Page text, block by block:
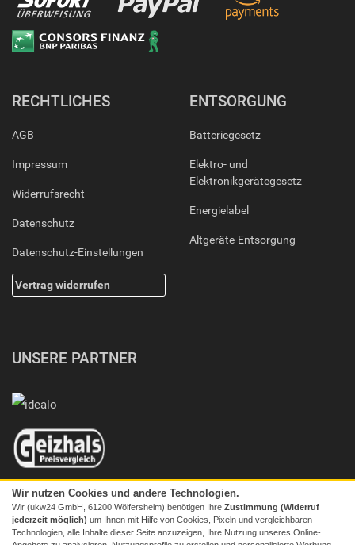
RECHTLICHES
AGB
Impressum
Widerrufsrecht
Datenschutz
Datenschutz-Einstellungen
Vertrag widerrufen
ENTSORGUNG
Batteriegesetz
Elektro- und
Elektronikgerätegesetz
Energielabel
Altgeräte-Entsorgung
UNSERE PARTNER
Wir nutzen Cookies und andere Technologien.
Wir (ukw24 GmbH, 61200 Wölfersheim) benötigen Ihre Zustimmung (Widerruf
jederzeit möglich) um Ihnen mit Hilfe von Cookies, Pixeln und vergleichbaren
Technologien, alle Inhalte dieser Seite anzuzeigen, Ihre Nutzung unseres Online-